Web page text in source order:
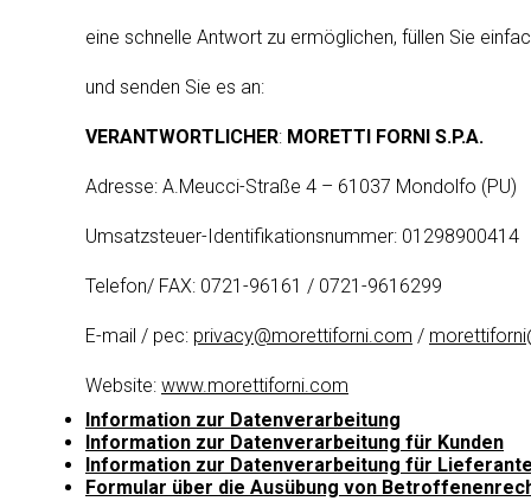
eine schnelle Antwort zu ermöglichen, füllen Sie
und senden Sie es an:
VERANTWORTLICHER: MORETTI FORNI S.P.A.
Adresse: A.Meucci-Straße 4 – 61037 Mondolfo (PU)
Umsatzsteuer-Identifikationsnummer: 01298900414
Telefon/ FAX: 0721-96161 / 0721-9616299
E-mail / pec: privacy@morettiforni.com /
Website: www.morettiforni.com
Information zur Datenverarbeitung
Information zur Datenverarbeitung für Kunden
Information zur Datenverarbeitung fur
Formular uber die Ausubung von